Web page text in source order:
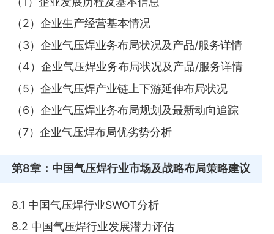
（2）企业生产经营基本情况
（3）企业气压焊业务布局状况及产品/服务详情
（4）企业气压焊业务布局状况及产品/服务详情
（5）企业气压焊产业链上下游延伸布局状况
（6）企业气压焊业务布局规划及最新动向追踪
（7）企业气压焊布局优劣势分析
第8章 ：中国气压焊行业市场及战略布局策略建议
8.1 中国气压焊行业SWOT分析
8.2 中国气压焊行业发展潜力评估